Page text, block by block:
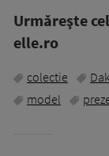
Urmăreşte
elle.ro
colectie
model